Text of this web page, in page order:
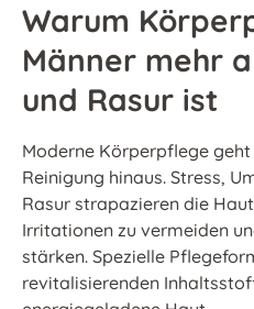
Warum
Männer mehr
und Rasur ist
Moderne Körperpflege
Reinigung hinaus. Stress,
Rasur strapazieren die
Irritationen zu vermeiden
stärken. Spezielle
revitalisierenden